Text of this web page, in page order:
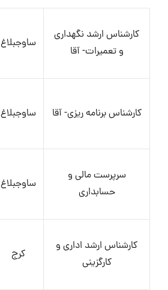
کارشناس ارشد نگهداری
و تعمیرات- آقا
ساوجبلاغ
کارشناس برنامه ریزی- آقا ساوجبلاغ
سرپرست مالی و
حسابداری
ساوجبلاغ
کارشناس ارشد اداری و
کارگزینی
کرج